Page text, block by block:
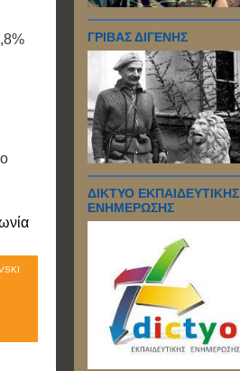
ΓΡΙΒΑΣ ΔΙΓΕΝΗΣ
ΔΙΚΤΥΟ ΕΚΠΑΙΔΕΥΤΙΚΗΣ
ΕΝΗΜΕΡΩΣΗΣ